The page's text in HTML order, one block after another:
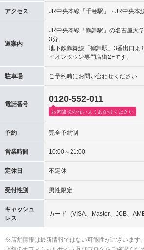
アクセス JR中央本線「千種駅」・JR中央本
道案内
JR中央本線「鶴舞駅」の名古屋大
3分。
地下鉄鶴舞線「鶴舞駅」3番出口よ
イオンタウン専門店街2Fです。
駐車場 ご予約時にお問い合わせください
電話番号
0120-552-011
お間違えのないようおかけください
予約 完全予約制
営業時間 10:00～21:00
定休日 不定休
受付性別 男性限定
キャッシュ
レス
カード（VISA、Master、JCB、
※店舗情報は最新情報ではない可能性がございます